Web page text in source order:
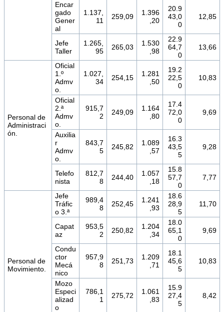
Encar
gado
Gener
al
1.137,
11
259,09
1.396
,20
20.9
43,0
0
12,85
Jefe
Taller
1.265,
95
265,03
1.530
,98
22.9
64,7
0
13,66
Personal de
Administraci
ón.
Oficial
1.º
Admv
o.
1.027,
34
254,15
1.281
,50
19.2
22,5
0
10,83
Oficial
2.ª
Admv
o.
915,7
2
249,09
1.164
,80
17.4
72,0
0
9,69
Auxilia
r
Admv
o.
843,7
5
245,82
1.089
,57
16.3
43,5
5
9,28
Telefo
nista
812,7
8
244,40
1.057
,18
15.8
57,7
0
7,77
Personal de
Movimiento.
Jefe
Tráfic
o 3.ª
989,4
8
252,45
1.241
,93
18.6
28,9
5
11,70
Capat
az
953,5
2
250,82
1.204
,34
18.0
65,1
0
9,69
Condu
ctor
Mecá
nico
957,9
8
251,73
1.209
,71
18.1
45,6
5
10,83
Mozo
Especi
alizad
o
786,1
1
275,72
1.061
,83
15.9
27,4
5
8,42